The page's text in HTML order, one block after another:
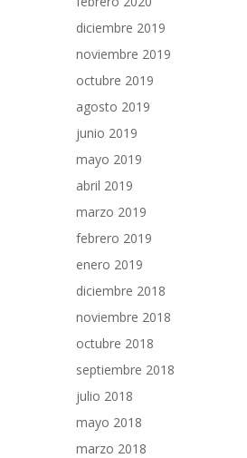
diciembre 2019
noviembre 2019
octubre 2019
agosto 2019
junio 2019
mayo 2019
abril 2019
marzo 2019
febrero 2019
enero 2019
diciembre 2018
noviembre 2018
octubre 2018
septiembre 2018
julio 2018
mayo 2018
marzo 2018